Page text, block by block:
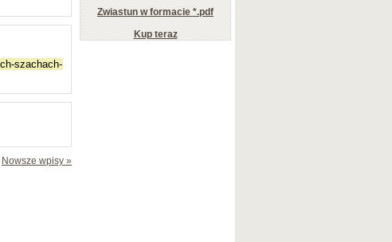
Nowsze wpisy »
Zwiastun w formacie *.pdf
Kup teraz